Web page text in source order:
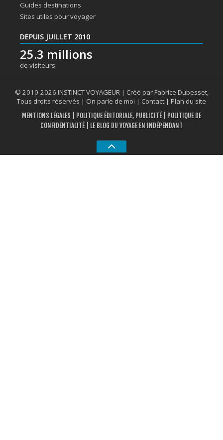
Guides destinations
Sites utiles pour voyager
DEPUIS JUILLET 2010
25.3 millions
de visiteurs
© 2010-2026 INSTINCT VOYAGEUR | Créé par Fabrice Dubesset,
Tous droits réservés | On parle de moi | Contact | Plan du site
MENTIONS LÉGALES POLITIQUE ÉDITORIALE, PUBLICITÉ
POLITIQUE DE
CONFIDENTIALITÉ | LE BLOG DU VOYAGE EN INDÉPENDANT